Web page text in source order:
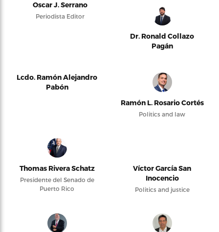
Oscar J. Serrano
Periodista Editor
Dr. Ronald Collazo
Pagán
Lcdo. Ramón Alejandro
Pabón
Ramón L. Rosario Cortés
Politics and law
Thomas Rivera Schatz
Presidente del Senado de
Puerto Rico
Víctor García San
Inocencio
Politics and justice